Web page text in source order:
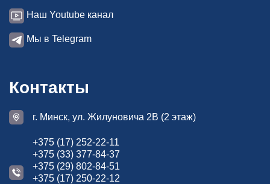
Наш Youtube канал
Мы в Telegram
Контакты
г. Минск, ул. Жилуновича 2В (2 этаж)
+375 (17) 252-22-11
+375 (33) 377-84-37
+375 (29) 802-84-51
+375 (17) 250-22-12